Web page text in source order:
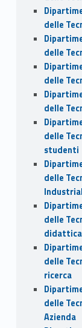
delle
delle
delle
delle
delle
studenti
delle
delle
didattica
delle
ricerca
delle
Azienda